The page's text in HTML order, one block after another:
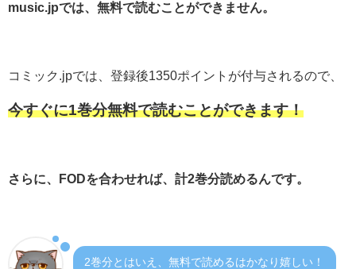
music.jpでは、無料で読むことができません。
コミック.jpでは、登録後1350ポイントが付与されるので、
今すぐに1巻分無料で読むことができます！
さらに、FODを合わせれば、計2巻分読めるんです。
2巻分とはいえ、無料で読めるはかなり嬉しい！